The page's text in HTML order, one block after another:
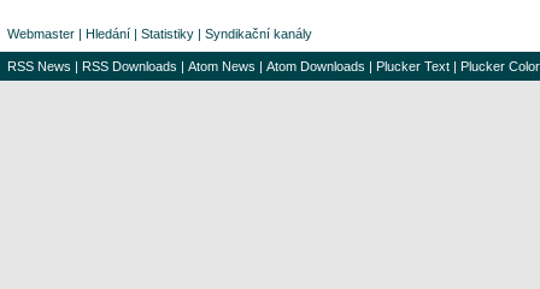
Webmaster | Hledání | Statistiky | Syndikační kanály
RSS News | RSS Downloads | Atom News | Atom Downloads | Plucker Text | Plucker Color